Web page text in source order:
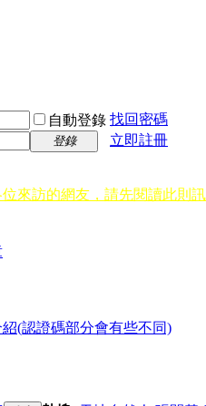
自動登錄 找回密碼
登錄
立即註冊
來訪的網友，請先閱讀此則
(認證碼部分會有些不同)